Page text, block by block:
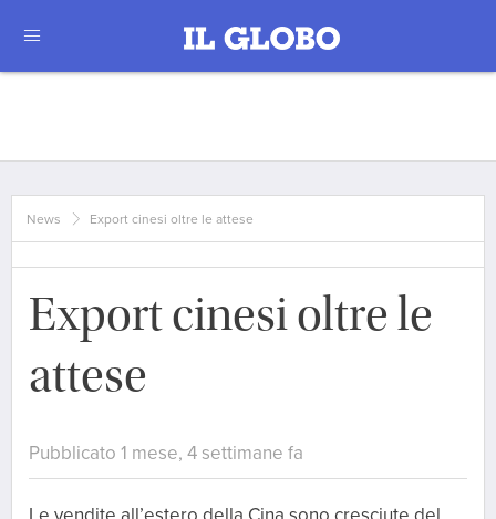
News Export cinesi oltre le attese
Export cinesi oltre le
attese
Pubblicato 1 mese, 4 settimane fa